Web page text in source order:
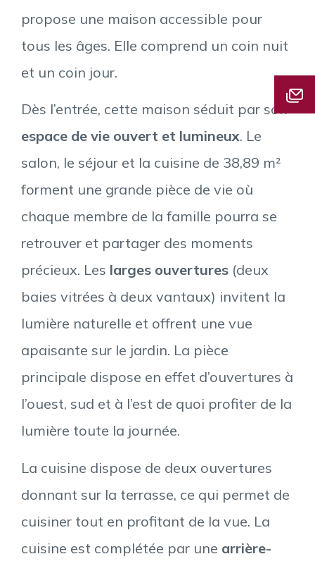
propose une maison accessible pour
tous les âges. Elle comprend un coin nuit
et un coin jour.
Dès l’entrée, cette maison séduit par son
espace de vie ouvert et lumineux. Le
salon, le séjour et la cuisine de 38,89 m²
forment une grande pièce de vie où
chaque membre de la famille pourra se
retrouver et partager des moments
précieux. Les larges ouvertures (deux
baies vitrées à deux vantaux) invitent la
lumière naturelle et offrent une vue
apaisante sur le jardin. La pièce
principale dispose en effet d’ouvertures à
l’ouest, sud et à l’est de quoi profiter de la
lumière toute la journée.
La cuisine dispose de deux ouvertures
donnant sur la terrasse, ce qui permet de
cuisiner tout en profitant de la vue. La
cuisine est complétée par une arrière-